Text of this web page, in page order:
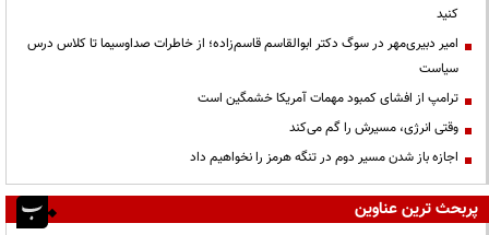
کنید
امیر دبیری‌مهر در سوگ دکتر ابوالقاسم قاسم‌زاده؛ از خاطرات صداوسیما تا کلاس درس
سیاست
ترامپ از افشای کمبود مهمات آمریکا خشمگین است
وقتی انرژی، مسیرش را گم می‌کند
اجازه باز شدن مسیر دوم در تنگه هرمز را نخواهیم داد
پربحث ترین عناوین